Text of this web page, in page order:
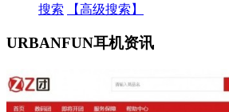
搜索
【高级搜索】
URBANFUN耳机资讯